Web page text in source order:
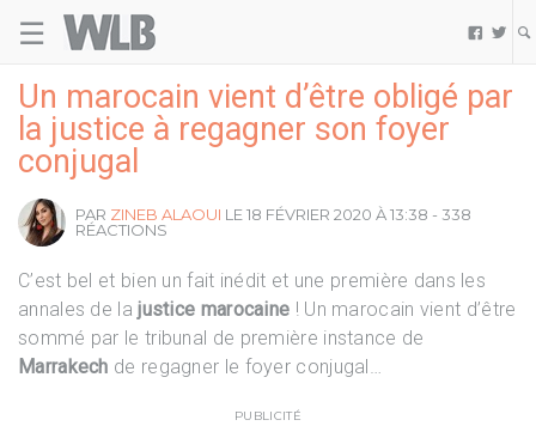
☰  
Un marocain vient d’être obligé par
la justice à regagner son foyer
conjugal
PAR ZINEB ALAOUI LE 18 FÉVRIER 2020 À 13:38 - 338
RÉACTIONS
C’est bel et bien un fait inédit et une première dans les
annales de lajustice marocaine ! Un marocain vient d’être
sommé par le tribunal de première instance de
Marrakech de regagner le foyer conjugal…
PUBLICITÉ